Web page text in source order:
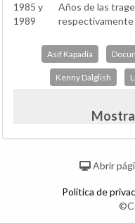
1985 y
1989
Años de las
respectivamente
Asif Kapadia
Kenny Dalglish
Abrir
Política de